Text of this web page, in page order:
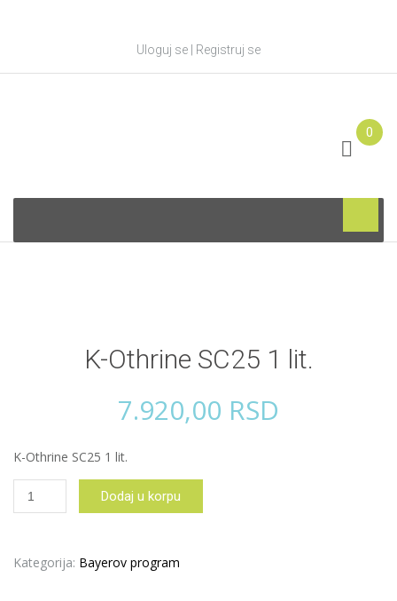
Uloguj se Registruj se
0
content
K-Othrine SC25 1 lit.
7.920,00 RSD
K-Othrine SC25 1 lit.
Othrine
lit.
Dodaj u korpu
Kategorija: Bayerov program